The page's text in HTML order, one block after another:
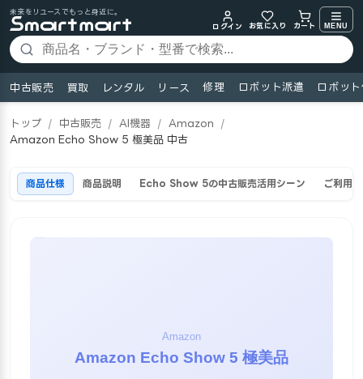
未来をリユースでもっと身近に。
ログイン
お気に入り カート MENU
中古販売 買取 レンタル リース 修理 ロボット派遣 ロボッ
トップ / 中古販売 / AI機器 / Amazon
/
Amazon Echo Show 5 極美品 中古
商品仕様 商品説明 Echo Show 5の中古販売活用シーン ご利用